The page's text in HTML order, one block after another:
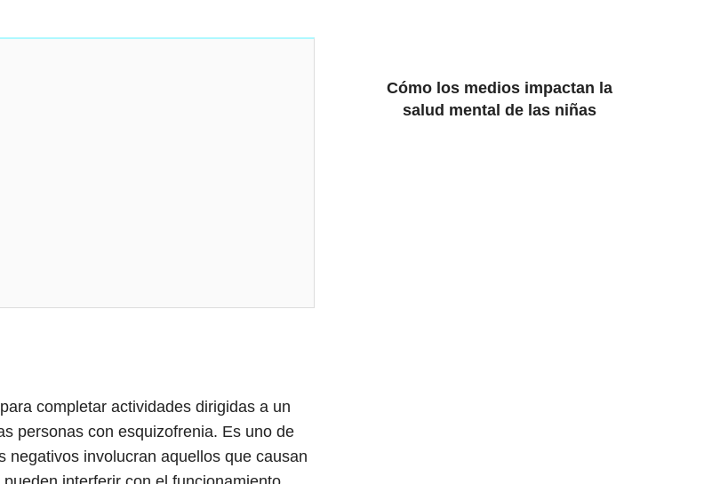
completar actividades dirigidas a un
personas con esquizofrenia. Es uno de
involucran aquellos que causan
Cómo los medios impactan la
salud mental de las niñas